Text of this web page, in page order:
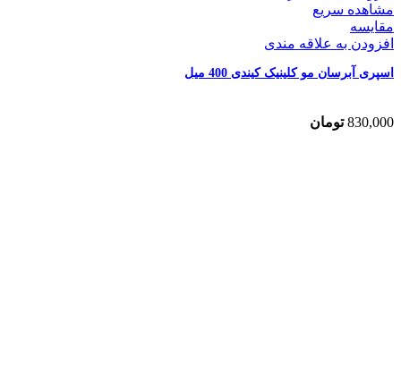
مشاهده سریع
مقایسه
افزودن به علاقه مندی
اسپری آبرسان مو کلینیک کیندی 400 میل
830,000 تومان